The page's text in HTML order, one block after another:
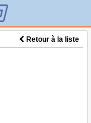
Retour à la liste